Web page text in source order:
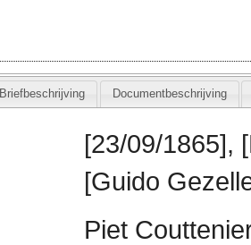
Briefbeschrijving Documentbeschrijving
[23/09/1865],
[Guido
Piet